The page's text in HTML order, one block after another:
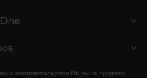
с законодательством РФ, мы не продаем